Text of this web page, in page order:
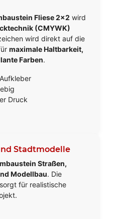
Fliese 2x2 wird
(CMYWK)
wird direkt auf die
maximale Haltbarkeit,
Farben.
Druck
Stadtmodelle
Straßen,
Modellbau. Die
für realistische